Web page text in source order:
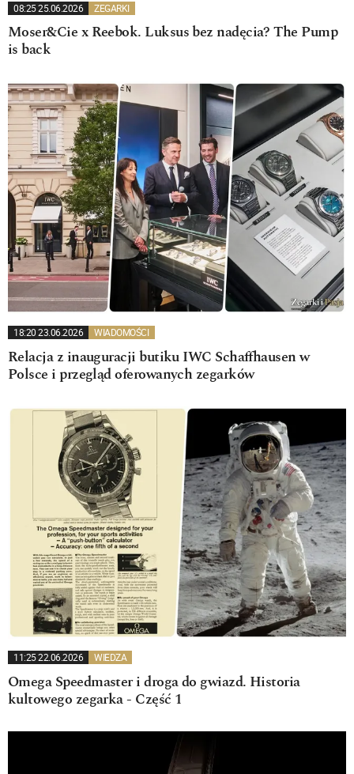
08:25 25.06.2026 ZEGARKI
Moser&Cie x Reebok. Luksus bez nadęcia? The Pump
is back
18:20 23.06.2026 WIADOMOŚCI
Relacja z inauguracji butiku IWC Schaffhausen w
Polsce i przegląd oferowanych zegarków
11:25 22.06.2026 WIEDZA
Omega Speedmaster i droga do gwiazd. Historia
kultowego zegarka - Część 1